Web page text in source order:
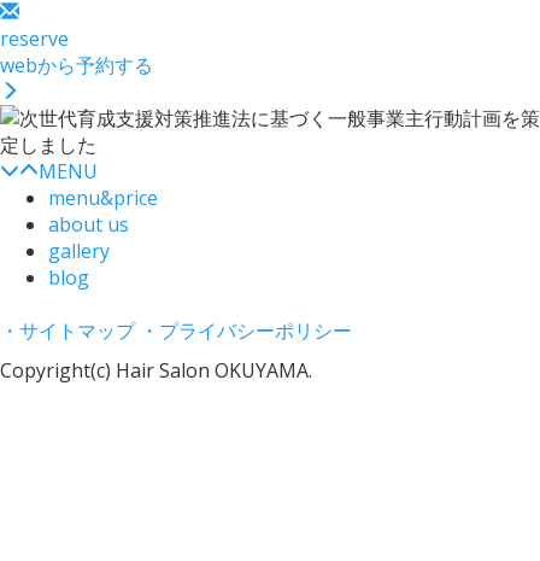
reserve
webから予約する
MENU
menu&price
about us
gallery
blog
・サイトマップ ・プライバシーポリシー
Copyright(c) Hair Salon OKUYAMA.